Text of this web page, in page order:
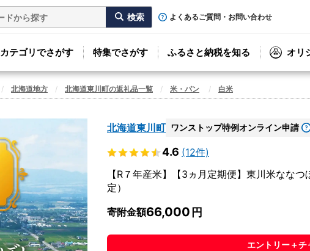
よくあるご質問・お問い合わせ
カテゴリでさがす 特集でさがす ふるさと納税を知る オリ
北海道地方 北海道東川町の返礼品一覧 米・パン 白米
北海道東川町 ワンストップ特例オンライン申請
4.6 (12件)
【R７年産米】【3ヵ月定期便】東川米なな
定）
寄附金額66,000
エントリー＋